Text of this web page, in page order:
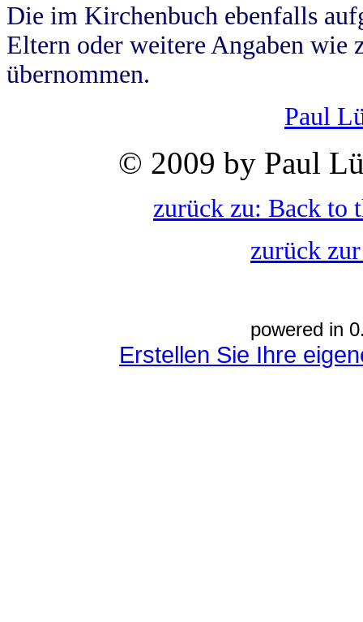
Die im Kirchenbuch ebenfalls
Eltern oder weitere Angaben wie
übernommen.
Paul
© 2009 by Paul
zurück zu: Back to
zurück
powered in
Erstellen Sie Ihre